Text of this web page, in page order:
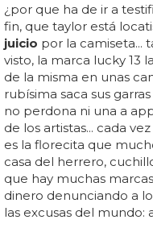
¿por que ha de ir a
fin, que taylor está
juicio por la camiseta...
visto, la marca lucky 13
de la misma en unas
rubísima saca sus
no perdona ni una a
de los artistas... cada
es la florecita que
casa del herrero,
que hay muchas
dinero denunciando a
las excusas del mundo: